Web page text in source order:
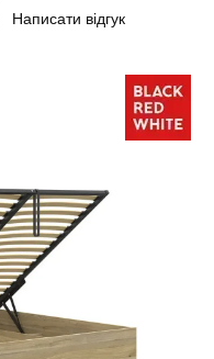
Написати відгук